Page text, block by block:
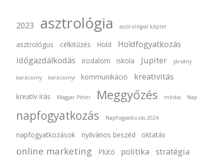
2023 asztrológia asztrológiai képlet
asztrológus célkitűzés Hold
Holdfogyatkozás
időgazdálkodás
irodalom iskola Jupiter járvány
karácsony karácsonyi kommunikáció kreativitás
kreatív írás Magyar Péter Meggyőzés média Nap
napfogyatkozás Napfogyatkozás 2024
napfogyatkozások nyilvános beszéd oktatás
online marketing Plútó politika stratégia